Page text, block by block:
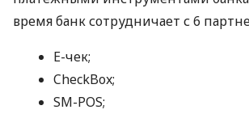
время банк сотрудничает с 6
E-чек;
CheckBox;
SM-POS;